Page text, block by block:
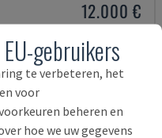
12.000 €
gebruikers
te verbeteren, het
voor
beheren en
hoe we uw gegevens